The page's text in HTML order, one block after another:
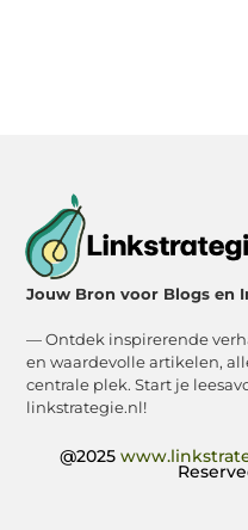
Jouw Bron voor Blogs en
— Ontdek inspirerende
en waardevolle artikelen,
centrale plek. Start je
linkstrategie.nl!
@2025